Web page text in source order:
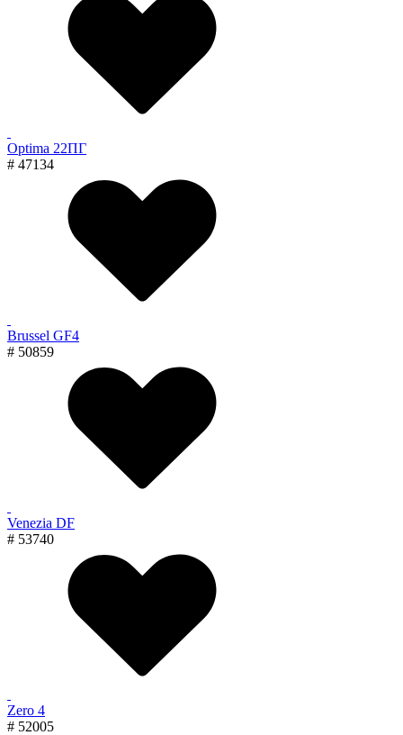
Optima 22ПГ
# 47134
Brussel GF4
# 50859
Venezia DF
# 53740
Zero 4
# 52005